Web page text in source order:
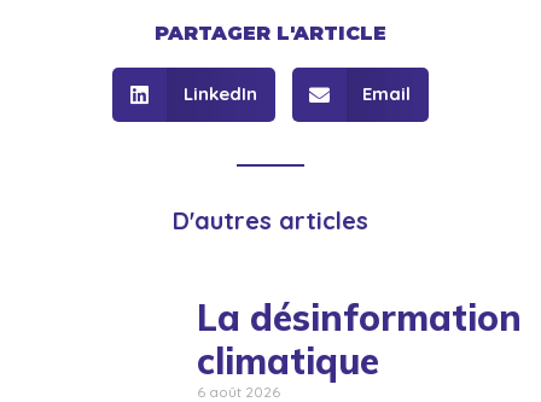
PARTAGER L'ARTICLE
LinkedIn Email
D'autres articles
La désinformation
climatique
6 août 2026